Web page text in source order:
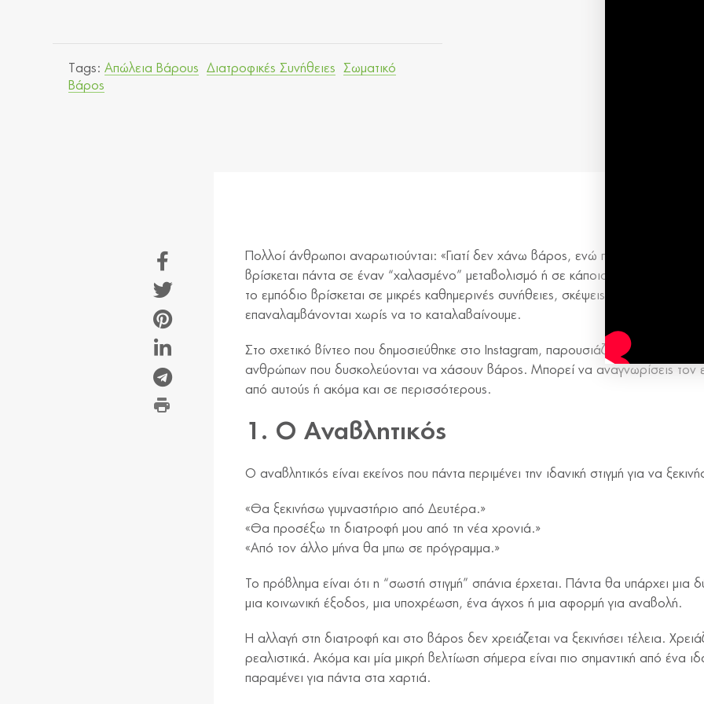
Tags: Απώλεια Βάρους Διατροφικές Συνήθειες
Σωματικό
Βάρος
Πολλοί άνθρωποι αναρωτιούνται: «Γιατί δεν χάνω βάρος, ενώ προσπαθώ;». Η
βρίσκεται πάντα σε έναν “χαλασμένο” μεταβολισμό ή σε κάποιο μυστικό
το εμπόδιο βρίσκεται σε μικρές καθημερινές συνήθειες, σκέψεις και
επαναλαμβάνονται χωρίς να το καταλαβαίνουμε.
Στο σχετικό βίντεο που δημοσιεύθηκε στο Instagram, παρουσιάζονται 5
ανθρώπων που δυσκολεύονται να χάσουν βάρος. Μπορεί να αναγνωρίσεις τον
από αυτούς ή ακόμα και σε περισσότερους.
1. Ο Αναβλητικός
Ο αναβλητικός είναι εκείνος που πάντα περιμένει την ιδανική στιγμή για να
«Θα ξεκινήσω γυμναστήριο από Δευτέρα.»
«Θα προσέξω τη διατροφή μου από τη νέα χρονιά.»
«Από τον άλλο μήνα θα μπω σε πρόγραμμα.»
Το πρόβλημα είναι ότι η “σωστή στιγμή” σπάνια έρχεται. Πάντα θα υπάρχει μια
μια κοινωνική έξοδος, μια υποχρέωση, ένα άγχος ή μια αφορμή για αναβολή.
Η αλλαγή στη διατροφή και στο βάρος δεν χρειάζεται να ξεκινήσει τέλεια.
ρεαλιστικά. Ακόμα και μία μικρή βελτίωση σήμερα είναι πιο σημαντική από ένα
παραμένει για πάντα στα χαρτιά.